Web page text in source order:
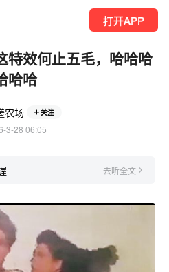
打开APP
特效何止五毛，哈哈哈
哈哈
农场 关注
3-28 06:05
去听全文